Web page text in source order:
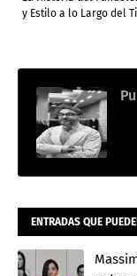
y Estilo a lo Largo del
ENTRADAS QUE